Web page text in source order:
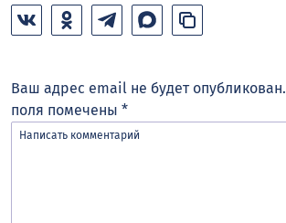
Ваш адрес email не будет опубликован.
поля помечены *